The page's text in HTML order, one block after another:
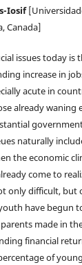
Iosif
Canada]
issues today is
increase in
acute in
already waning
naturally
the economic
come to
only difficult, but
have begun
made in
financial
of